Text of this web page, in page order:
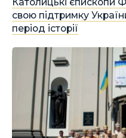
свою підтримку
період історії